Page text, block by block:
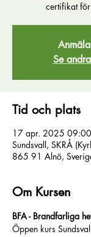
certifikat
Se
Tid och plats
17 apr. 2025
Sundsvall, SKRÅ
865 91 Alnö,
Om Kursen
BFA - Brandfarliga
Öppen kurs